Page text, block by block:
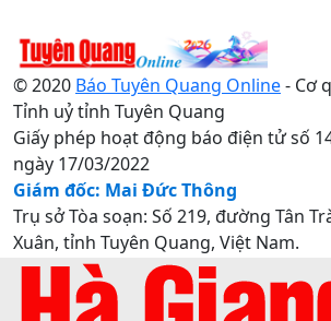
© 2020 Báo Tuyên Quang Online- Cơ
Tỉnh uỷ tỉnh Tuyên Quang
Giấy phép hoạt động báo điện tử số
ngày 17/03/2022
Giám đốc: Mai Đức Thông
Trụ sở Tòa soạn: Số 219, đường Tân
Xuân, tỉnh Tuyên Quang, Việt Nam.
Điện thoại: 0207.3822820 -
0207.3822821 - Email: